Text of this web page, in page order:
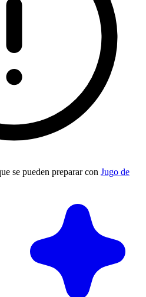
se pueden preparar con Jugo de